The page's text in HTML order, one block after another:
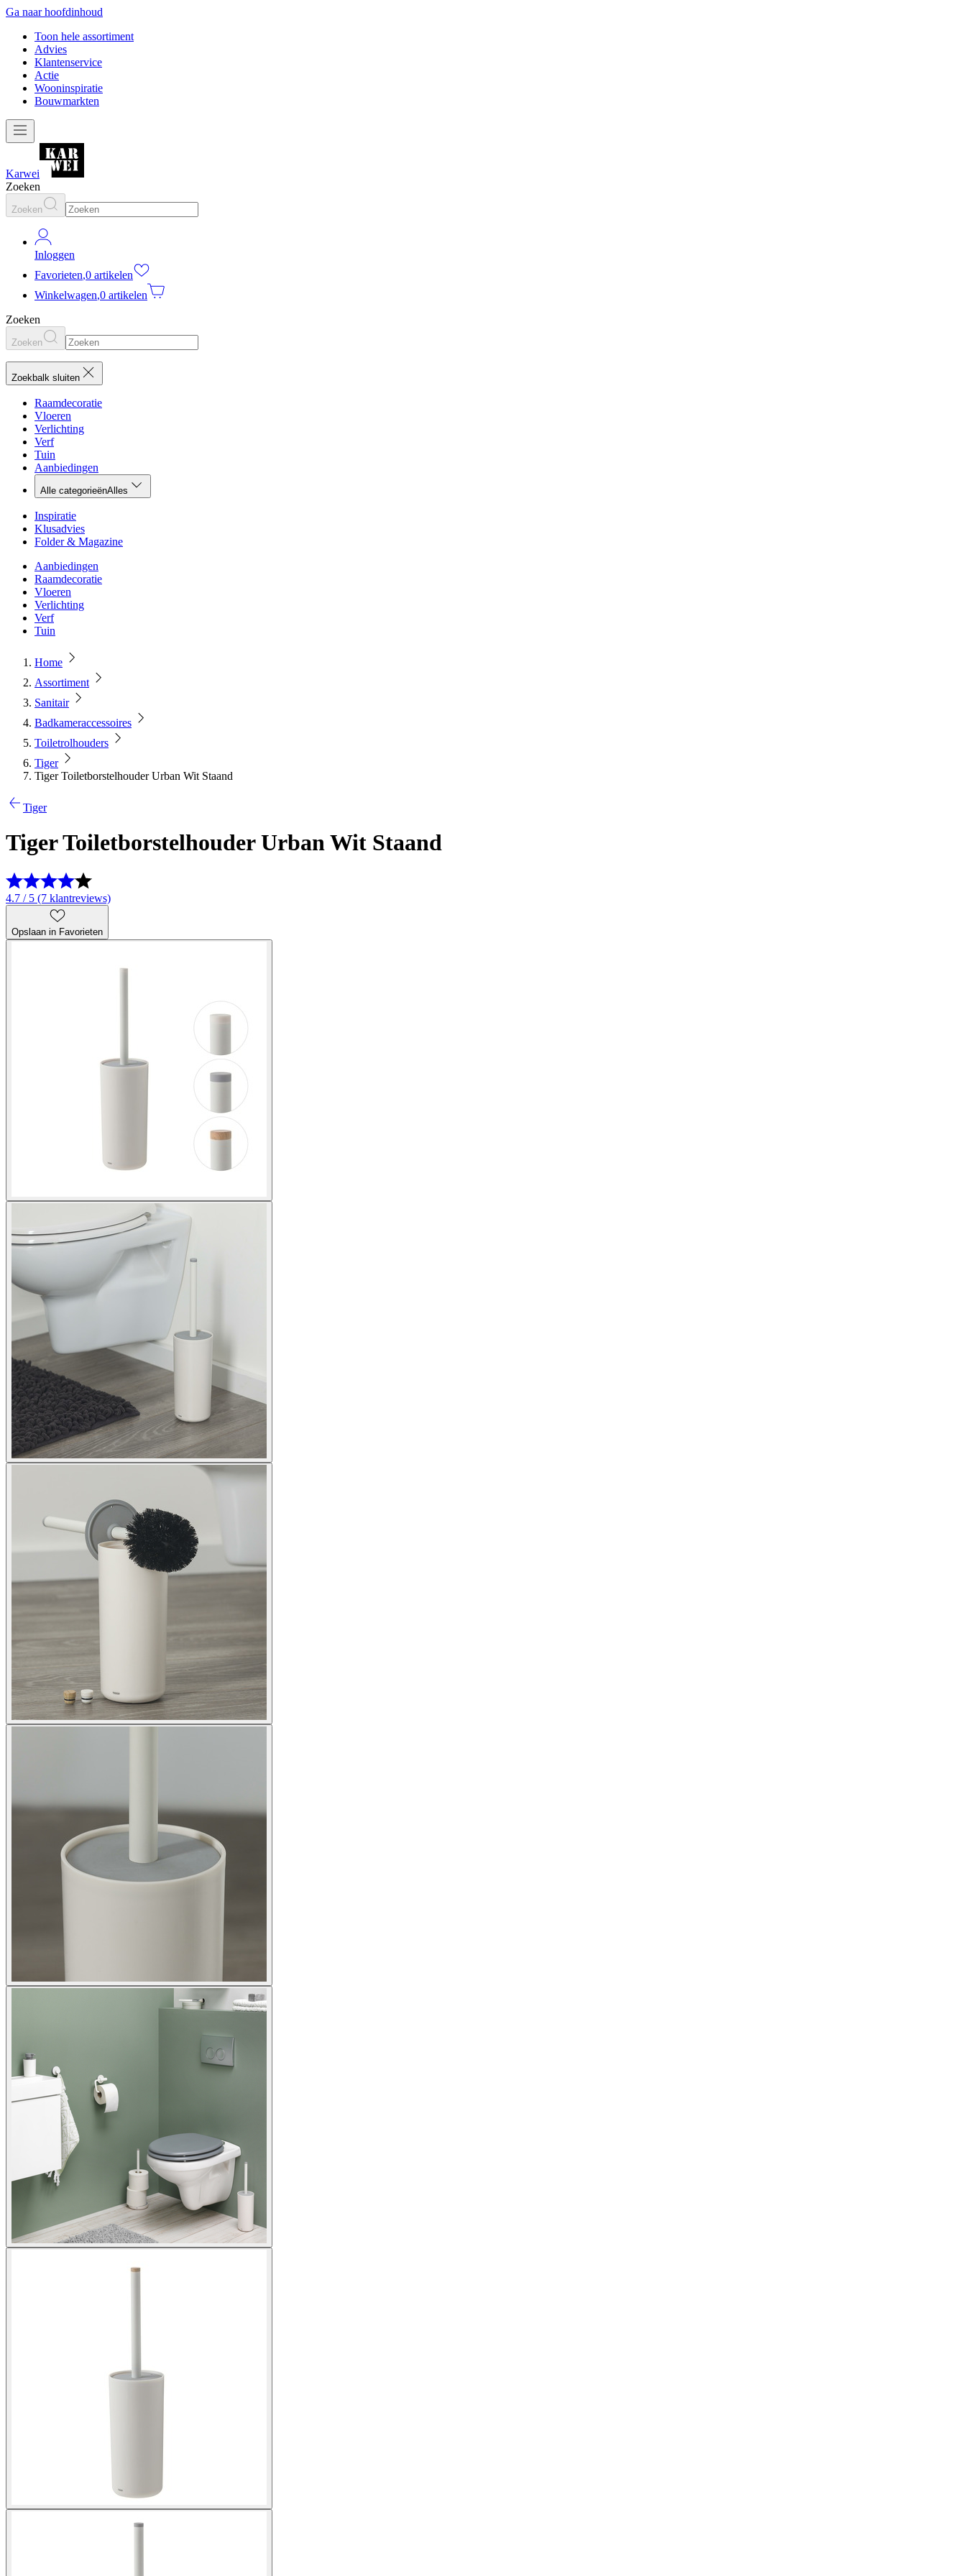
Ga naar hoofdinhoud
Toon hele assortiment
Advies
Klantenservice
Actie
Wooninspiratie
Bouwmarkten
Karwei
Zoeken
Zoeken
Inloggen
Favorieten,0 artikelen
Winkelwagen,0 artikelen
Zoeken
Zoeken
Zoekbalk sluiten
Raamdecoratie
Vloeren
Verlichting
Verf
Tuin
Aanbiedingen
Alle categorieënAlles
Inspiratie
Klusadvies
Folder & Magazine
Aanbiedingen
Raamdecoratie
Vloeren
Verlichting
Verf
Tuin
Home
Assortiment
Sanitair
Badkameraccessoires
Toiletrolhouders
Tiger
Tiger Toiletborstelhouder Urban Wit Staand
Tiger
Tiger Toiletborstelhouder Urban Wit Staand
4.7 / 5 (7 klantreviews)
Opslaan in Favorieten